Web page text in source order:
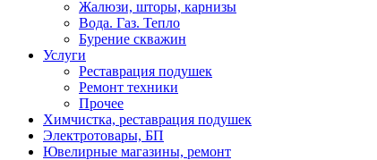
Жалюзи, шторы, карнизы
Вода. Газ. Тепло
Бурение скважин
Услуги
Реставрация подушек
Ремонт техники
Прочее
Химчистка, реставрация подушек
Электротовары, БП
Ювелирные магазины, ремонт